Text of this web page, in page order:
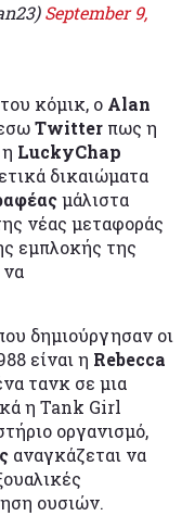
September 9,
κόμικ, ο Alan
Twitter πως η
LuckyChap
δικαιώματα
μάλιστα
νέας μεταφοράς
εμπλοκής της
να
δημιούργησαν οι
είναι η Rebecca
τανκ σε μια
η Tank Girl
οργανισμό,
αναγκάζεται να
ουσιών.